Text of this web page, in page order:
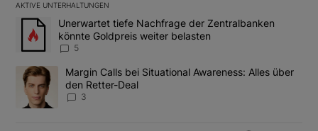
AKTIVE UNTERHALTUNGEN
Das Folgende ist eine Liste der am meisten kommentierten
Ein Trendartikel mit dem Titel "Unerwartet tiefe Nachfrage der
Unerwartet tiefe Nachfrage der Zentralbanken
könnte Goldpreis weiter belasten
5
Ein Trendartikel mit dem Titel "Margin Calls bei Situational
Margin Calls bei Situational Awareness: Alles über
den Retter-Deal
3